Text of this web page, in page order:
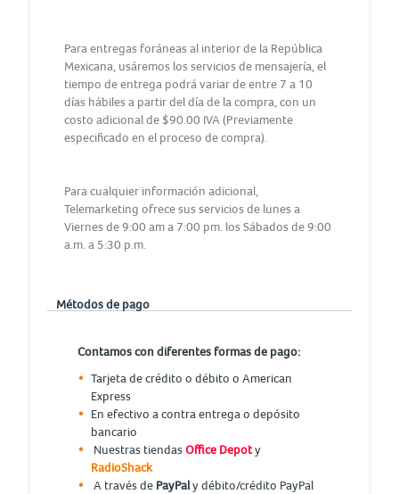
Para entregas foráneas al interior de la República
Mexicana, usáremos los servicios de mensajería, el
tiempo de entrega podrá variar de entre 7 a 10
días hábiles a partir del día de la compra, con un
costo adicional de $90.00 IVA (Previamente
especificado en el proceso de compra).
Para cualquier información adicional,
Telemarketing ofrece sus servicios de lunes a
Viernes de 9:00 am a 7:00 pm. los Sábados de 9:00
a.m. a 5:30 p.m.
Métodos de pago
Contamos con diferentes formas de pago:
Tarjeta de crédito o débito o American
Express
En efectivo a contra entrega o depósito
bancario
Nuestras tiendasOffice Depoty
RadioShack
A través de PayPaly débito/crédito PayPal